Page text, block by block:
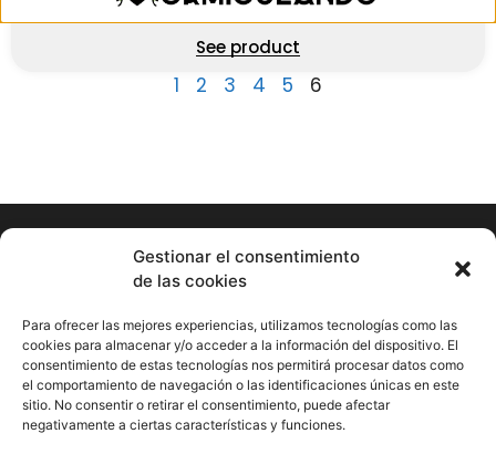
Gestionar el consentimiento
de las cookies
Para ofrecer las mejores experiencias, utilizamos tecnologías como las
cookies para almacenar y/o acceder a la información del dispositivo. El
consentimiento de estas tecnologías nos permitirá procesar datos como
el comportamiento de navegación o las identificaciones únicas en este
sitio. No consentir o retirar el consentimiento, puede afectar
negativamente a ciertas características y funciones.
See product
1 2 3 4 5 6
Hormigueando © Copyright 2023. Diseño web realizado por
656 582 507
info@hormigueando.com
Tres Cantos (Madrid)
Envíos y Devoluciones